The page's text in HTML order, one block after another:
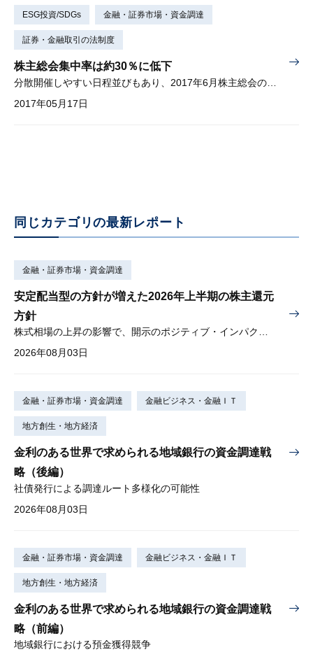
ESG投資/SDGs 金融・証券市場・資金調達
証券・金融取引の法制度
株主総会集中率は約30％に低下
2017年05月17日
同じカテゴリの最新レポート
金融・証券市場・資金調達
安定配当型の方針が増えた2026年上半期の株主還元
方針
株式相場の上昇の影響で、開示のポジティブ・インパクトは低下
2026年08月03日
金融・証券市場・資金調達 金融ビジネス・金融ＩＴ
地方創生・地方経済
金利のある世界で求められる地域銀行の資金調達戦
略（後編）
社債発行による調達ルート多様化の可能性
2026年08月03日
金融・証券市場・資金調達 金融ビジネス・金融ＩＴ
地方創生・地方経済
金利のある世界で求められる地域銀行の資金調達戦
略（前編）
地域銀行における預金獲得競争